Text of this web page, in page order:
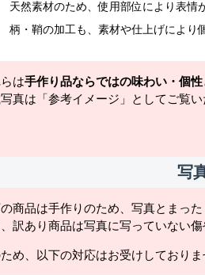
天然素材のため、使用部位により表情
柄・鞘の加工も、素材や仕上げにより
は手作り品ならではの味わい・個性
真は「参考イメージ」としてご覧
写
商品は手作りのため、写真とまっ
、訳あり商品は写真に写っていない
め、以下の対応はお受けしておりま